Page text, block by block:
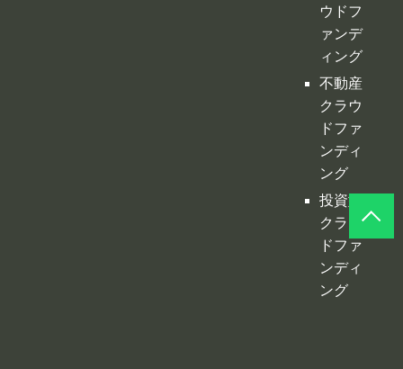
ふるさ
と納税
型クラ
ウドフ
ァンデ
ィング
不動産
クラウ
ドファ
ンディ
ング
投資型
クラウ